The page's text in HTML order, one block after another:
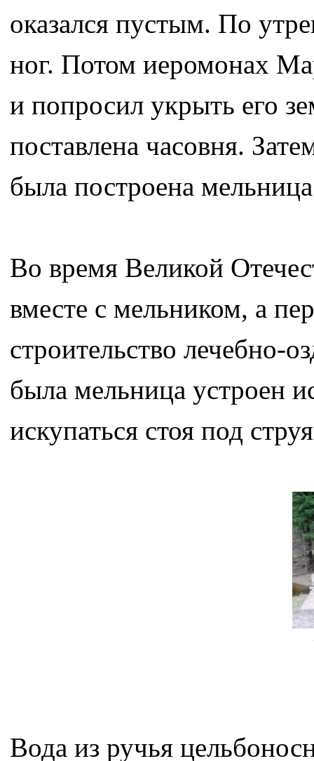
оказался пустым. По
ног. Потом иеромонах
и попросил укрыть его
поставлена часовня.
была построена
Во время Великой
вместе с мельником, а
строительство лечебно-
была мельница устроен
искупаться стоя под
Вода из ручья